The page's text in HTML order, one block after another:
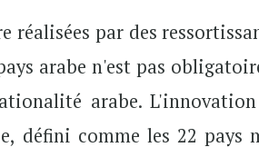
par des
arabe n'est pas
arabe.
défini comme les 22 pays